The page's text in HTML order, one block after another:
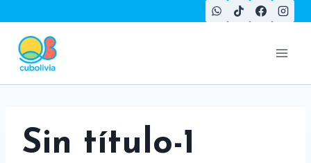
contenido
Sin título-1